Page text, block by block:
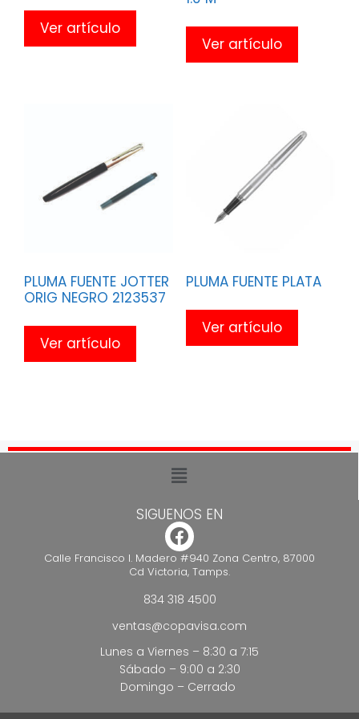
Ver artículo
Ver artículo
PLUMA FUENTE JOTTER
ORIG NEGRO 2123537
Ver artículo
PLUMA FUENTE PLATA
Ver artículo
SIGUENOS EN
Calle Francisco I. Madero #940 Zona Centro, 87000
Cd Victoria, Tamps.
834 318 4500
ventas@copavisa.com
Lunes a Viernes – 8:30 a 7:15
Sábado – 9:00 a 2:30
Domingo – Cerrado